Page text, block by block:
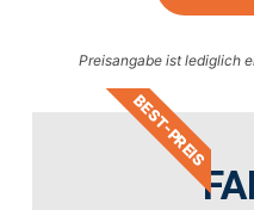
Preisangabe ist lediglich
BEST-PREIS